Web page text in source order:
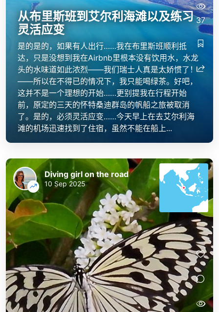
从布里斯班到艾尔利海滩以及练习
灵活应变
是的是的，如果有人出行……我在布里斯班顺利抵
达，只是没想到我在Airbnb里根本没有饮用水，水龙
头的水味道如此浓烈——我们瑞士人真是太娇惯了！
——所以在不得已的情况下，我只能喝绿茶。好吧，
这并不是一个理想的开始……更别提我在行程开始
前，原定的三天的怀特桑迪群岛的帆船之旅被取消
了。是的，必须灵活应变……今天早上在去艾尔利海
滩的机场迅速找到了住宿，虽然不能在船上...
37
Diving girl on the road
10 Sep 2025